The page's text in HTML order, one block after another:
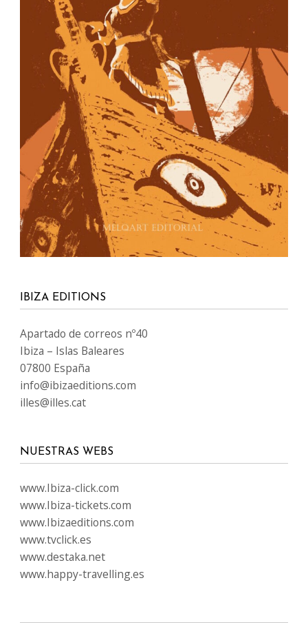
IBIZA EDITIONS
Apartado de correos nº40
Ibiza – Islas Baleares
07800 España
info@ibizaeditions.com
illes@illes.cat
NUESTRAS WEBS
www.Ibiza-click.com
www.Ibiza-tickets.com
www.Ibizaeditions.com
www.tvclick.es
www.destaka.net
www.happy-travelling.es